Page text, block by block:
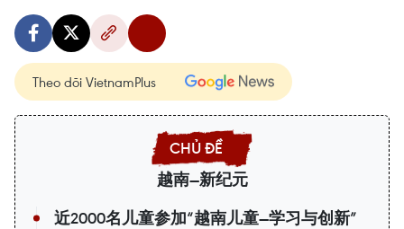
Theo dõi VietnamPlus
越南—新纪元
近2000名儿童参加“越南儿童—学习与创新”